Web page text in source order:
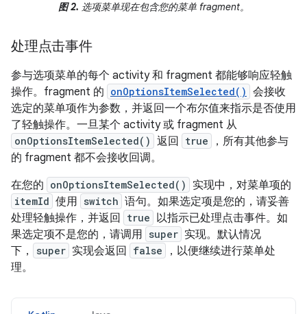
图 2. 选项菜单现在包含您的菜单 fragment。
处理点击事件
参与选项菜单的每个 activity 和 fragment 都能够响应轻触
操作。fragment 的 onOptionsItemSelected() 会接收
选定的菜单项作为参数，并返回一个布尔值来指示是否使用
了轻触操作。一旦某个 activity 或 fragment 从
onOptionsItemSelected() 返回 true
，所有其他参与
的 fragment 都不会接收回调。
在您的 onOptionsItemSelected() 实现中，对菜单项的
itemId 使用 switch 语句。如果选定项是您的，请妥善
处理轻触操作，并返回
true 以指示已处理点击事件。如
果选定项不是您的，请调用 super 实现。默认情况
下，
super 实现会返回 false
，以便继续进行菜单处
理。